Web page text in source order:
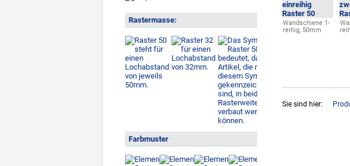
Rastermasse:
Farbmuster
Wandschiene 1-
reihig, 50mm
Sie sind hier: